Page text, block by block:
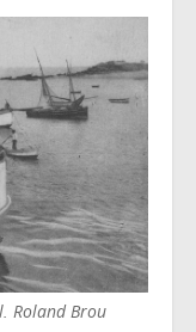
Roland Brou